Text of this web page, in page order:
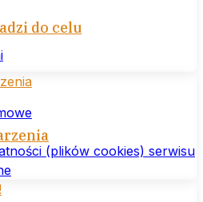
(plików cookies) serwisu
do celu